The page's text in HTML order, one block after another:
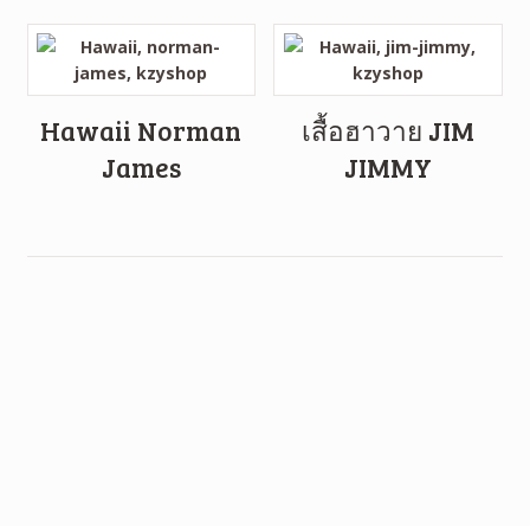
Hawaii Norman
James
เสื้อฮาวาย JIM
JIMMY